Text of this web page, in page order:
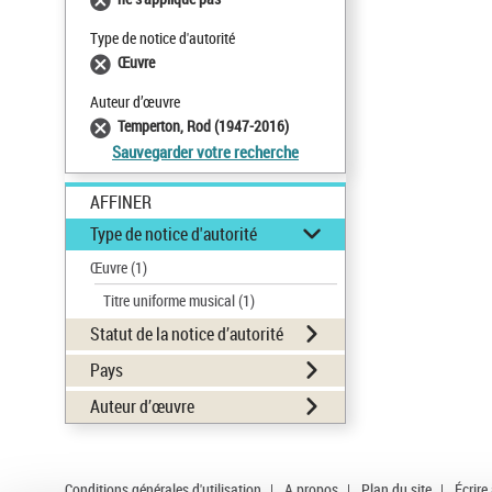
Type de notice d'autorité
Œuvre
Auteur d’œuvre
Temperton, Rod (1947-2016)
Sauvegarder votre recherche
AFFINER
Type de notice d'autorité
Œuvre(1)
Titre uniforme musical(1)
Statut de la notice d’autorité
Pays
Auteur d’œuvre